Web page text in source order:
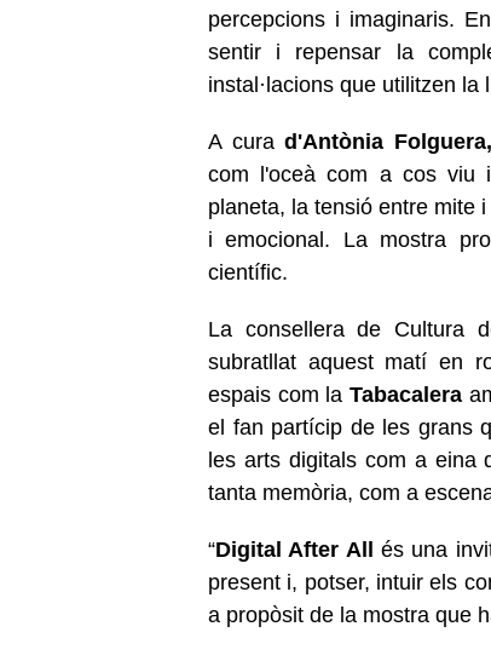
percepcions i imaginaris.
sentir i repensar la
instal·lacions que utilitzen
A curad'Antònia Folguera,
com l'oceà com a cos viu
planeta, la tensió entre mite
i emocional. La mostra
científic.
La consellera de Cultura
subratllat aquest matí en
espais com laTabacalera
el fan partícip de les grans
les arts digitals com a eina
tanta memòria, com a
“Digital After All és una
present i, potser, intuir els
a propòsit de la mostra que